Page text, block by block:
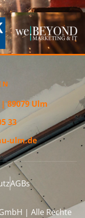
89079 Ulm
33
ulm.de
AGBs
| Alle Rechte